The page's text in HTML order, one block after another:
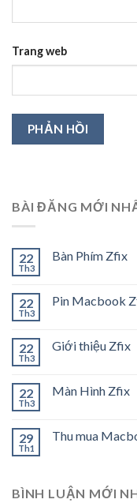
Trang web
BÀI ĐĂNG MỚI
22
Th3
Bàn Phím Zfix
22
Th3
Pin Macbook
22
Th3
Giới thiệu Zfix
22
Th3
Màn Hình Zfix
29
Th1
Thu mua
BÌNH LUẬN MỚI